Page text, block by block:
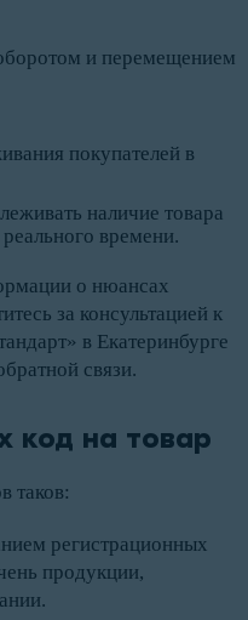
и перемещением
покупателей в
наличие товара
времени.
о нюансах
за консультацией к
в Екатеринбурге
связи.
код на товар
таков:
регистрационных
продукции,